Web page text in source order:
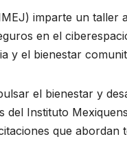
imparte un taller
en el
y el bienestar
el bienestar y
del Instituto
que